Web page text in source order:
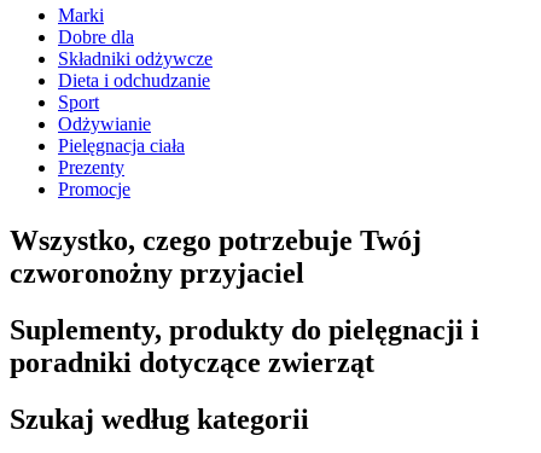
Marki
Dobre dla
Składniki odżywcze
Dieta i odchudzanie
Sport
Odżywianie
Pielęgnacja ciała
Prezenty
Promocje
Wszystko, czego potrzebuje Twój
czworonożny przyjaciel
Suplementy, produkty do pielęgnacji i
poradniki dotyczące zwierząt
Szukaj według kategorii